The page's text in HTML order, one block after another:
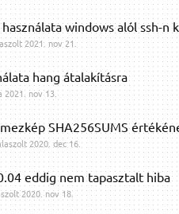
windows alól ssh-n
2021. nov 21.
hang átalakításra
2021. nov 13.
SHA256SUMS
2020. dec 16.
eddig nem tapasztalt hiba
2020. nov 18.